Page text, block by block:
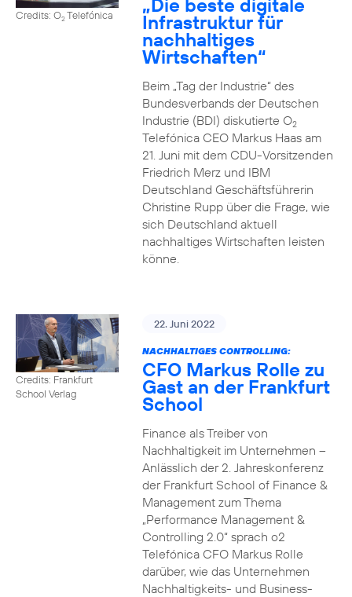
Credits: O2Telefónica „Die beste digitale
Infrastruktur für
nachhaltiges
Wirtschaften“
Beim „Tag der Industrie“ des
Bundesverbands der Deutschen
Industrie (BDI) diskutierte O2
Telefónica CEO Markus Haas am
21. Juni mit dem CDU-Vorsitzenden
Friedrich Merz und IBM
Deutschland Geschäftsführerin
Christine Rupp über die Frage, wie
sich Deutschland aktuell
nachhaltiges Wirtschaften leisten
könne.
Credits: Frankfurt
School Verlag
22. Juni 2022
NACHHALTIGES CONTROLLING:
CFO Markus Rolle zu
Gast an der Frankfurt
School
Finance als Treiber von
Nachhaltigkeit im Unternehmen –
Anlässlich der 2. Jahreskonferenz
der Frankfurt School of Finance &
Management zum Thema
„Performance Management &
Controlling 2.0“ sprach o2
Telefónica CFO Markus Rolle
darüber, wie das Unternehmen
Nachhaltigkeits- und Business-